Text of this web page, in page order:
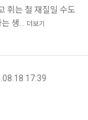
휘는 철 재질일 수도
생…
더보기
17:39